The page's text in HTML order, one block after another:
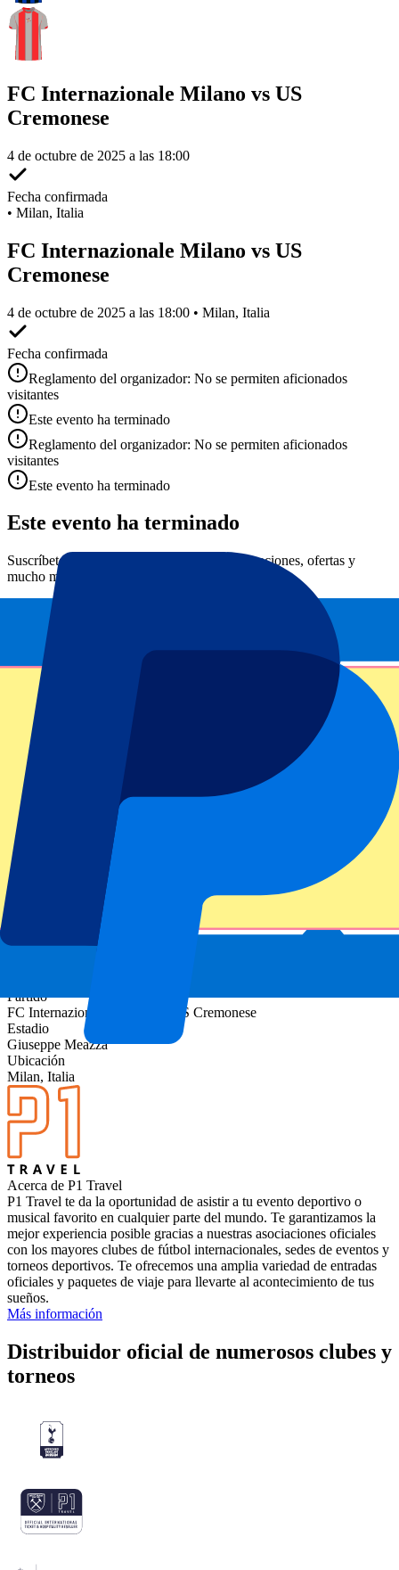
FC Internazionale Milano vs US
Cremonese
4 de octubre de 2025 a las 18:00
Fecha confirmada
• Milan, Italia
FC Internazionale Milano vs US
Cremonese
4 de octubre de 2025 a las 18:00 • Milan, Italia
Fecha confirmada
Reglamento del organizador: No se permiten aficionados
visitantes
Este evento ha terminado
Reglamento del organizador: No se permiten aficionados
visitantes
Este evento ha terminado
Este evento ha terminado
Suscríbete y recibe siempre todas las actualizaciones, ofertas y
mucho más.
Número de entradas*
Enviar
Tu información se utilizará de acuerdo de nuestra
Declaración de
Privacidad
Gracias por enviar el formulario
Información del evento
Acerca de FC Internazionale Milano vs US
Partido
FC Internazionale Milano vs US Cremonese
Estadio
Giuseppe Meazza
Ubicación
Milan, Italia
Acerca de P1 Travel
P1 Travel te da la oportunidad de asistir a tu evento deportivo o
musical favorito en cualquier parte del mundo. Te garantizamos la
mejor experiencia posible gracias a nuestras asociaciones oficiales
con los mayores clubes de fútbol internacionales, sedes de eventos y
torneos deportivos. Te ofrecemos una amplia variedad de entradas
oficiales y paquetes de viaje para llevarte al acontecimiento de tus
sueños.
Más información
Distribuidor oficial de numerosos clubes y
torneos